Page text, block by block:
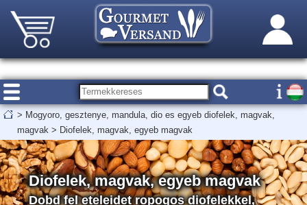
> Mogyoro, gesztenye, mandula, dio es egyeb diofelek, magvak,
magvak > Diofelek, magvak, egyeb magvak
Diofelek, magvak, egyeb magvak
Dobd fel eteleidet ropogos diofelekkel,